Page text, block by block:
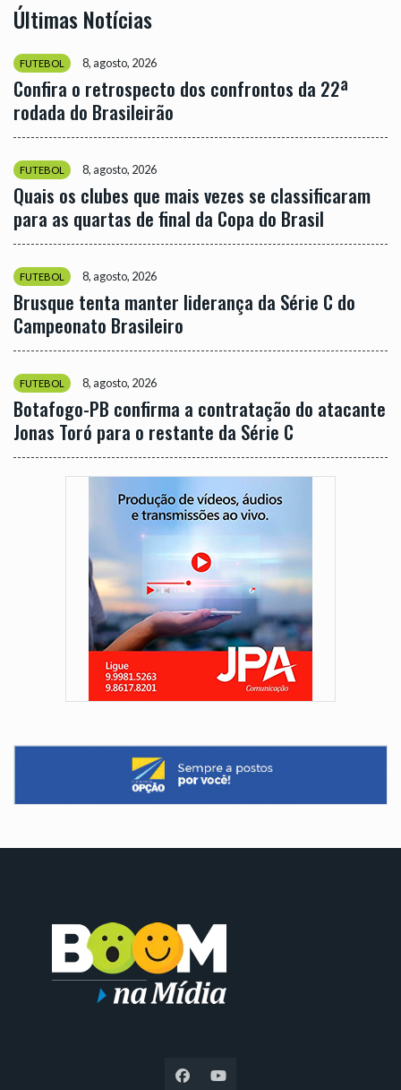
Últimas Notícias
FUTEBOL 8, agosto, 2026
Confira o retrospecto dos confrontos da 22ª
rodada do Brasileirão
FUTEBOL 8, agosto, 2026
Quais os clubes que mais vezes se classificaram
para as quartas de final da Copa do Brasil
FUTEBOL 8, agosto, 2026
Brusque tenta manter liderança da Série C do
Campeonato Brasileiro
FUTEBOL 8, agosto, 2026
Botafogo-PB confirma a contratação do atacante
Jonas Toró para o restante da Série C